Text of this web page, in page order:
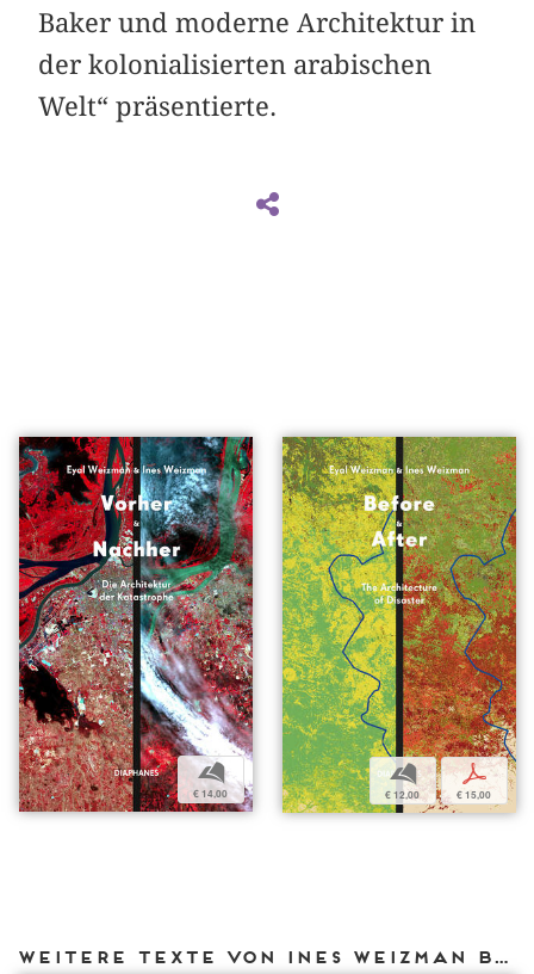
Baker und moderne Architektur in
der kolonialisierten arabischen
Welt“ präsentierte.
b
€ 14,00
b
€ 12,00
p
€ 15,00
Weitere Texte von Ines Weizman bei DIAPHANES